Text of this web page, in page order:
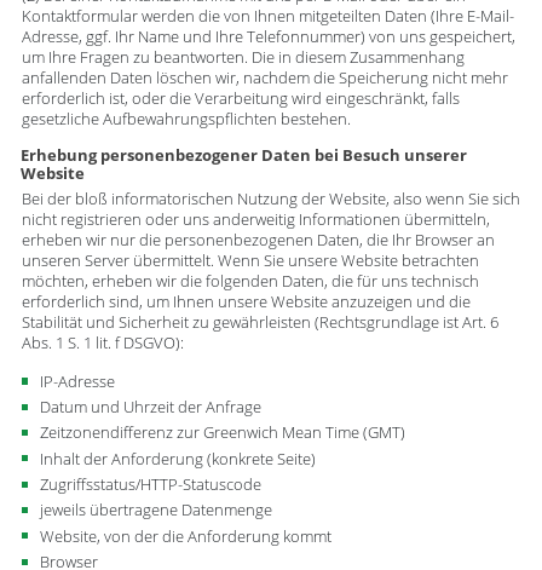
Kontaktformular werden die von Ihnen mitgeteilten Daten (Ihre E-Mail-
Adresse, ggf. Ihr Name und Ihre Telefonnummer) von uns gespeichert,
um Ihre Fragen zu beantworten. Die in diesem Zusammenhang
anfallenden Daten löschen wir, nachdem die Speicherung nicht mehr
erforderlich ist, oder die Verarbeitung wird eingeschränkt, falls
gesetzliche Aufbewahrungspflichten bestehen.
Erhebung personenbezogener Daten bei Besuch unserer
Website
Bei der bloß informatorischen Nutzung der Website, also wenn Sie sich
nicht registrieren oder uns anderweitig Informationen übermitteln,
erheben wir nur die personenbezogenen Daten, die Ihr Browser an
unseren Server übermittelt. Wenn Sie unsere Website betrachten
möchten, erheben wir die folgenden Daten, die für uns technisch
erforderlich sind, um Ihnen unsere Website anzuzeigen und die
Stabilität und Sicherheit zu gewährleisten (Rechtsgrundlage ist Art. 6
Abs. 1 S. 1 lit. f DSGVO):
IP-Adresse
Datum und Uhrzeit der Anfrage
Zeitzonendifferenz zur Greenwich Mean Time (GMT)
Inhalt der Anforderung (konkrete Seite)
Zugriffsstatus/HTTP-Statuscode
jeweils übertragene Datenmenge
Website, von der die Anforderung kommt
Browser